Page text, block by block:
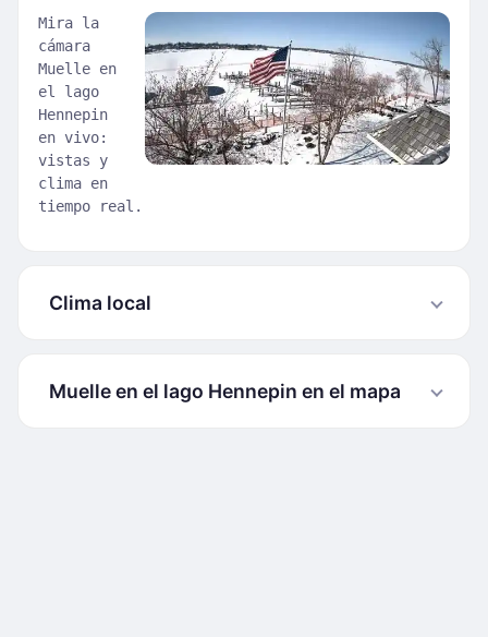
Mira la
cámara
Muelle en
el lago
Hennepin
en vivo:
vistas y
clima en
tiempo real.
Clima local
Muelle en el lago Hennepin en el mapa